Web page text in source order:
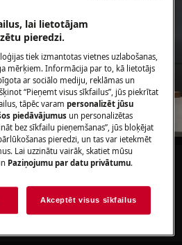
Air Fryer
atbalsta rakstos
lai lietotājam
pieredzi.
tiek izmantotas vietnes uzlabošanas,
mērķiem. Informācija par to, kā lietotājs
ar sociālo mediju, reklāmas un
“Pieņemt visus sīkfailus”, jūs piekrītat
tāpēc varampersonalizēt jūsu
piedāvājumus un personalizētas
bez sīkfailu pieņemšanas”, jūs bloķējat
pieredzi, un tas var ietekmēt
Lai uzzinātu vairāk, skatiet mūsu
Paziņojumu par datu privātumu.
Akceptēt visus sīkfailus